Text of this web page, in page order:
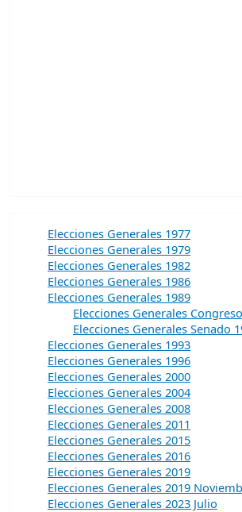
Elecciones Generales 1977
Elecciones Generales 1979
Elecciones Generales 1982
Elecciones Generales 1986
Elecciones Generales 1989
Elecciones Generales
Elecciones Generales Senado
Elecciones Generales 1993
Elecciones Generales 1996
Elecciones Generales 2000
Elecciones Generales 2004
Elecciones Generales 2008
Elecciones Generales 2011
Elecciones Generales 2015
Elecciones Generales 2016
Elecciones Generales 2019
Elecciones Generales 2019
Elecciones Generales 2023 Julio